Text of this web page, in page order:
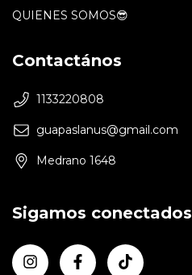
QUIENES SOMOS😎
Contactános
1133220808
guapaslanus@gmail.com
Medrano 1648
Sigamos conectados